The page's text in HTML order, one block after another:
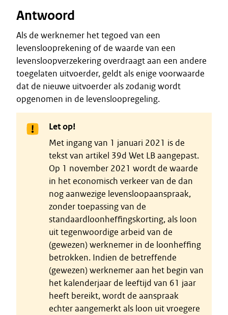
Antwoord
Als de werknemer het tegoed van een
levenslooprekening of de waarde van een
levensloopverzekering overdraagt aan een andere
toegelaten uitvoerder, geldt als enige voorwaarde
dat de nieuwe uitvoerder als zodanig wordt
opgenomen in de levensloopregeling.
Let op!
Met ingang van 1 januari 2021 is de
tekst van artikel 39d Wet LB aangepast.
Op 1 november 2021 wordt de waarde
in het economisch verkeer van de dan
nog aanwezige levensloopaanspraak,
zonder toepassing van de
standaardloonheffingskorting, als loon
uit tegenwoordige arbeid van de
(gewezen) werknemer in de loonheffing
betrokken. Indien de betreffende
(gewezen) werknemer aan het begin van
het kalenderjaar de leeftijd van 61 jaar
heeft bereikt, wordt de aanspraak
echter aangemerkt als loon uit vroegere